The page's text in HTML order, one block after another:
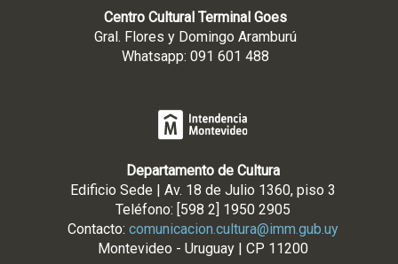
Centro Cultural Terminal Goes
Gral. Flores y Domingo Aramburú
Whatsapp: 091 601 488
Departamento de Cultura
Edificio Sede | Av. 18 de Julio 1360, piso 3
Teléfono: [598 2] 1950 2905
Contacto: comunicacion.cultura@imm.gub.uy
Montevideo - Uruguay | CP 11200